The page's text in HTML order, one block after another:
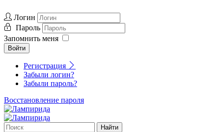
Логин
Пароль
Запомнить меня
Войти
Регистрация
Забыли логин?
Забыли пароль?
Восстановление пароля